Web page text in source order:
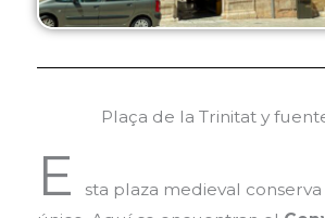
Plaça de la Trinitat y
E
sta plaza medieval